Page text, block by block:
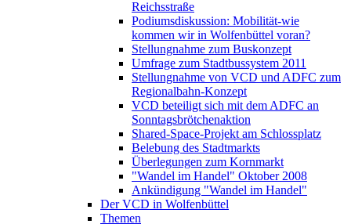
Reichsstraße
Podiumsdiskussion: Mobilität-wie
kommen wir in Wolfenbüttel voran?
Stellungnahme zum Buskonzept
Umfrage zum Stadtbussystem 2011
Stellungnahme von VCD und ADFC zum
Regionalbahn-Konzept
VCD beteiligt sich mit dem ADFC an
Sonntagsbrötchenaktion
Shared-Space-Projekt am Schlossplatz
Belebung des Stadtmarkts
Überlegungen zum Kornmarkt
"Wandel im Handel" Oktober 2008
Ankündigung "Wandel im Handel"
Der VCD in Wolfenbüttel
Themen